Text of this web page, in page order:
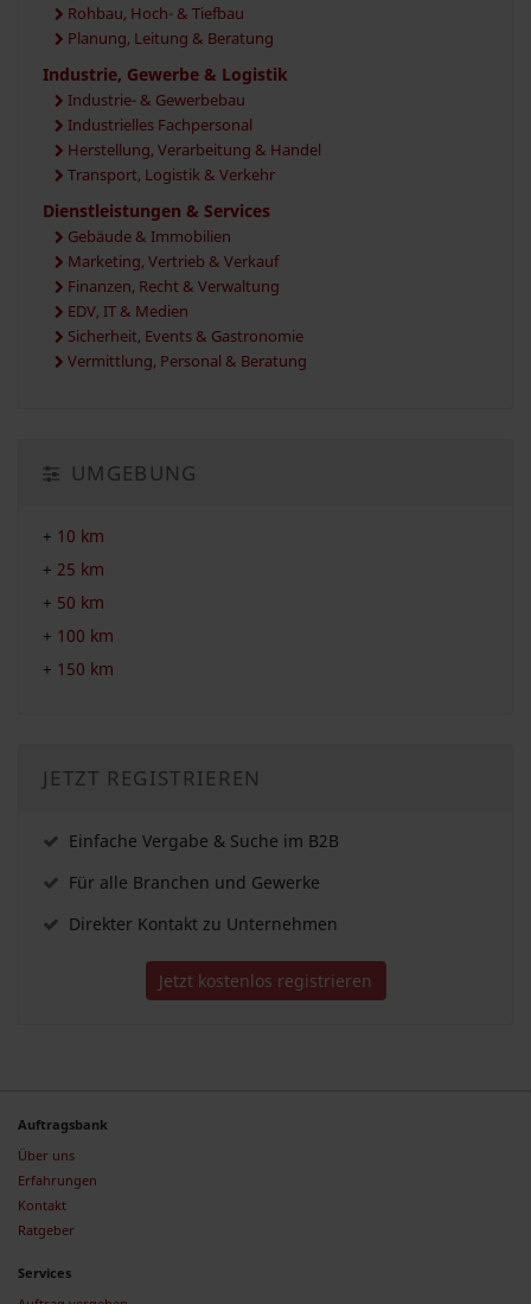
Rohbau, Hoch- & Tiefbau
Planung, Leitung & Beratung
Industrie, Gewerbe & Logistik
Industrie- & Gewerbebau
Industrielles Fachpersonal
Herstellung, Verarbeitung & Handel
Transport, Logistik & Verkehr
Dienstleistungen & Services
Gebäude & Immobilien
Marketing, Vertrieb & Verkauf
Finanzen, Recht & Verwaltung
EDV, IT & Medien
Sicherheit, Events & Gastronomie
Vermittlung, Personal & Beratung
UMGEBUNG
+ 10 km
+ 25 km
+ 50 km
+ 100 km
+ 150 km
JETZT REGISTRIEREN
Einfache Vergabe & Suche im B2B
Für alle Branchen und Gewerke
Direkter Kontakt zu Unternehmen
Jetzt kostenlos registrieren
Auftragsbank
Über uns
Erfahrungen
Kontakt
Ratgeber
Services